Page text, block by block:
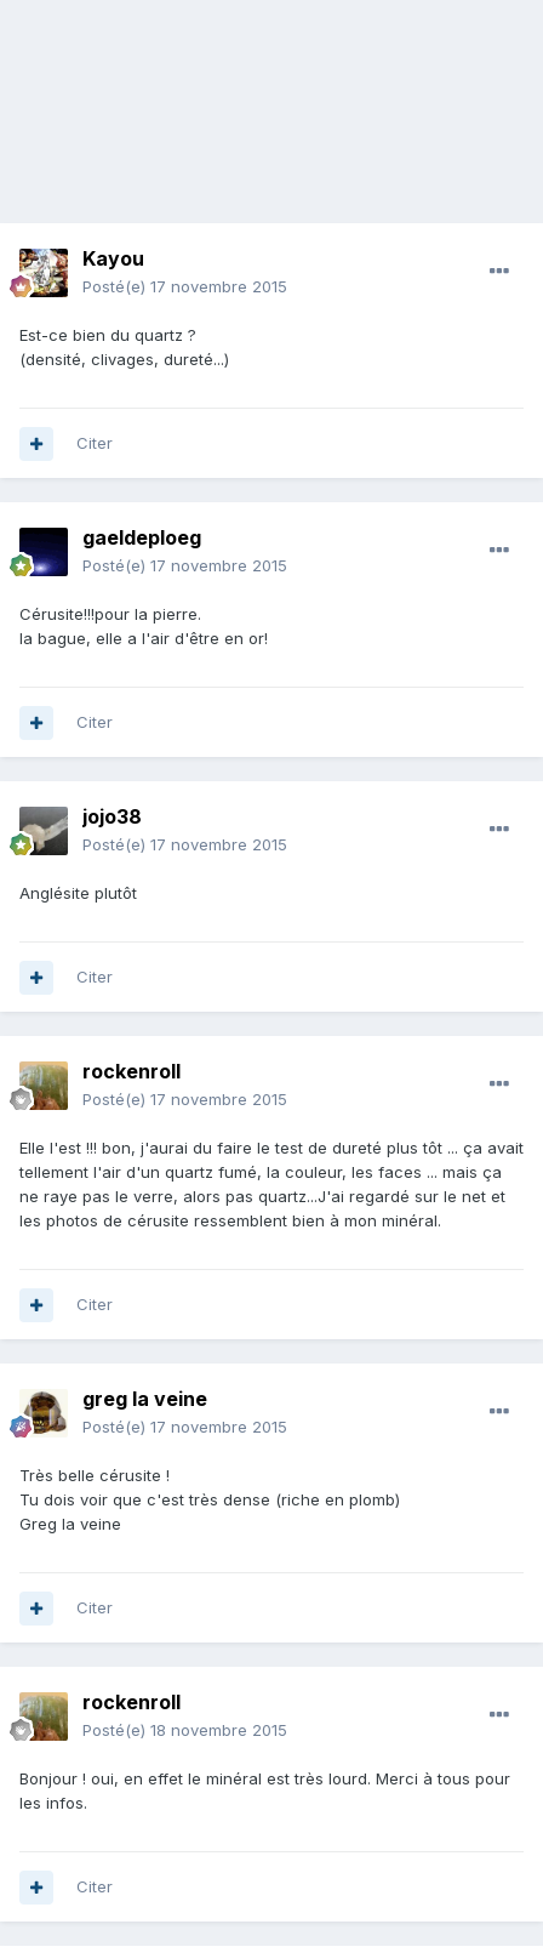
Kayou
Posté(e) 17 novembre 2015
Est-ce bien du quartz ?
(densité, clivages, dureté...)
Citer
gaeldeploeg
Posté(e) 17 novembre 2015
Cérusite!!!pour la pierre.
la bague, elle a l'air d'être en or!
Citer
jojo38
Posté(e) 17 novembre 2015
Anglésite plutôt
Citer
rockenroll
Posté(e) 17 novembre 2015
Elle l'est !!! bon, j'aurai du faire le test de dureté plus tôt ... ça avait
tellement l'air d'un quartz fumé, la couleur, les faces ... mais ça
ne raye pas le verre, alors pas quartz...J'ai regardé sur le net et
les photos de cérusite ressemblent bien à mon minéral.
Citer
greg la veine
Posté(e) 17 novembre 2015
Très belle cérusite !
Tu dois voir que c'est très dense (riche en plomb)
Greg la veine
Citer
rockenroll
Posté(e) 18 novembre 2015
Bonjour ! oui, en effet le minéral est très lourd. Merci à tous pour
les infos.
Citer